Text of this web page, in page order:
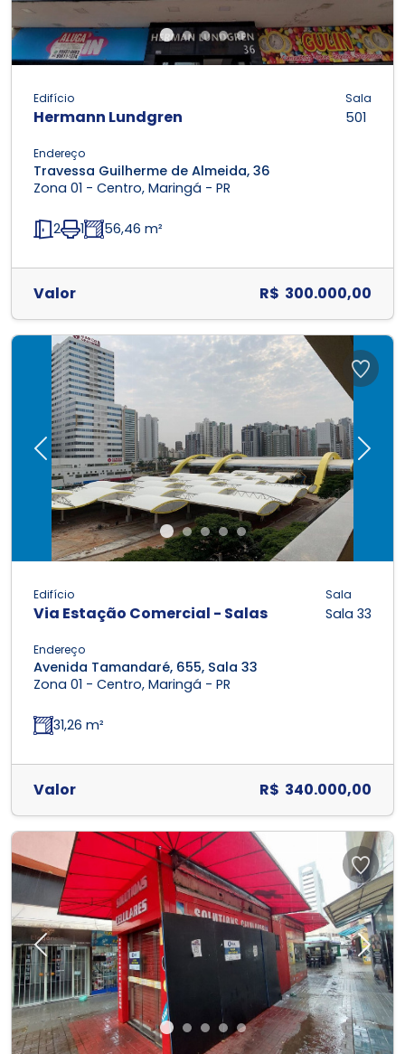
Edifício
Hermann Lundgren
Sala
501
Endereço
Travessa Guilherme de Almeida, 36
Zona 01 - Centro, Maringá - PR
2 1 56,46 m²
Valor R$ 300.000,00
Previous Next
Edifício
Via Estação Comercial - Salas
Sala
Sala 33
Endereço
Avenida Tamandaré, 655, Sala 33
Zona 01 - Centro, Maringá - PR
31,26 m²
Valor R$ 340.000,00
Previous Next